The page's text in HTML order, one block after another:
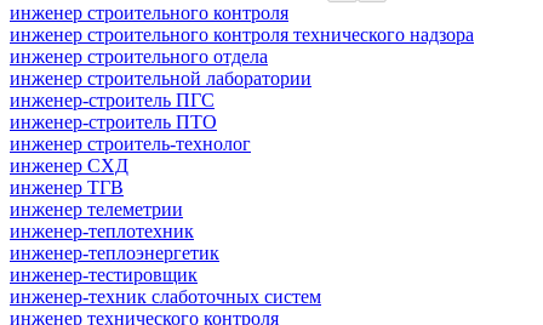
инженер строительного контроля
инженер строительного контроля технического надзора
инженер строительного отдела
инженер строительной лаборатории
инженер-строитель ПГС
инженер-строитель ПТО
инженер строитель-технолог
инженер СХД
инженер ТГВ
инженер телеметрии
инженер-теплотехник
инженер-теплоэнергетик
инженер-тестировщик
инженер-техник слаботочных систем
инженер технического контроля